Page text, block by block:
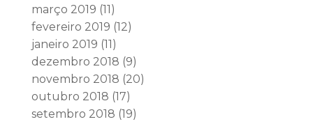
março 2019 (11)
fevereiro 2019 (12)
janeiro 2019 (11)
dezembro 2018 (9)
novembro 2018 (20)
outubro 2018 (17)
setembro 2018 (19)